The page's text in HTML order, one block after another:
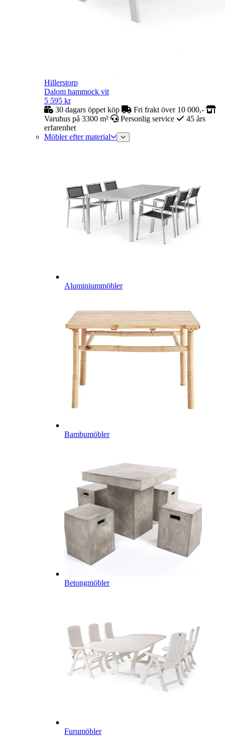
Hillerstorp
Dalom hammock vit
5 595 kr
30 dagars öppet köp
Fri frakt över 10 000,-
Varuhus på 3300 m²
Personlig service
45 års
erfarenhet
Möbler efter material
Aluminiummöbler
Bambumöbler
Betongmöbler
Furumöbler